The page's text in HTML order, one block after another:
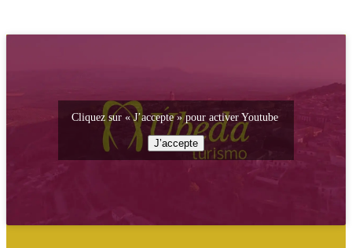
Cliquez sur « J’accepte » pour activer Youtube
J’accepte